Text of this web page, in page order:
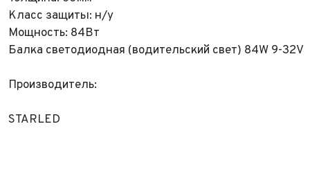
Класс защиты: н/у
Мощность: 84Вт
Балка светодиодная (водительский свет) 84W 9-32V
Производитель:
STARLED
ФИО*